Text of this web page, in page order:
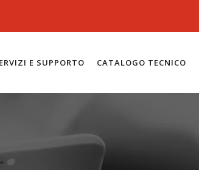
E SUPPORTO CATALOGO TECNICO